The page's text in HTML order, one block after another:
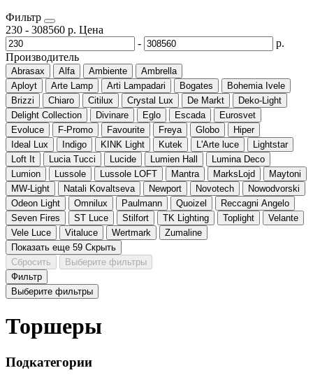
Фильтр
230 - 308560 р. Цена
-
р.
Производитель
Abrasax Alfa Ambiente
Ambrella
Aployt
Arte Lamp Arti Lampadari Bogates
Bohemia Ivele
Brizzi
Chiaro Citilux Crystal Lux De Markt
Deko-Light
Delight Collection
Divinare Eglo Escada
Eurosvet
Evoluce
F-Promo Favourite Freya Globo
Hiper
Ideal Lux
Indigo KINK Light Kutek L'Arte luce
Lightstar
Loft It
Lucia Tucci Lucide Lumien Hall
Lumina Deco
Lumion
Lussole Lussole LOFT Mantra MarksLojd
Maytoni
MW-Light
Natali Kovaltseva Newport Novotech
Nowodvorski
Odeon Light
Omnilux Paulmann Quoizel
Reccagni Angelo
Seven Fires
ST Luce Stilfort TK Lighting Toplight
Velante
Vele Luce
Vitaluce Wertmark
Zumaline
Показать еще 59 Скрыть
Сбросить
Выберите фильтры
Фильтр
Выберите фильтры
Торшеры
Подкатегории